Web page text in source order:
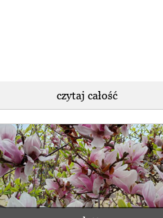
czytaj całość